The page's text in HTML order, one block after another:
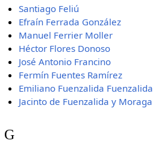
Santiago Feliú
Efraín Ferrada González
Manuel Ferrier Moller
Héctor Flores Donoso
José Antonio Francino
Fermín Fuentes Ramírez
Emiliano Fuenzalida Fuenzalida
Jacinto de Fuenzalida y Moraga
G